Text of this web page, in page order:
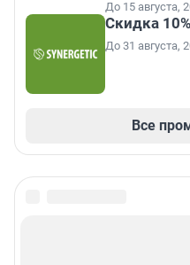
До 15 августа,
Скидка
До 31 августа,
Все